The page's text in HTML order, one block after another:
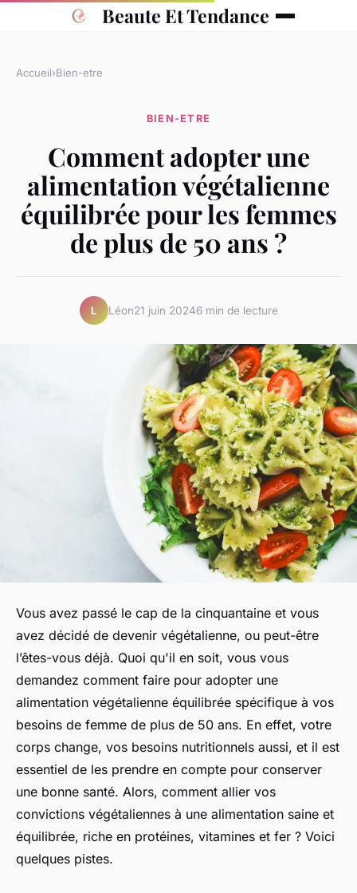
Beaute Et Tendance
Accueil›Bien-etre
BIEN-ETRE
Comment adopter une
alimentation végétalienne
équilibrée pour les femmes
de plus de 50 ans ?
L Léon21 juin 20246 min de lecture
Vous avez passé le cap de la cinquantaine et vous
avez décidé de devenir végétalienne, ou peut-être
l’êtes-vous déjà. Quoi qu'il en soit, vous vous
demandez comment faire pour adopter une
alimentation végétalienne équilibrée spécifique à vos
besoins de femme de plus de 50 ans. En effet, votre
corps change, vos besoins nutritionnels aussi, et il est
essentiel de les prendre en compte pour conserver
une bonne santé. Alors, comment allier vos
convictions végétaliennes à une alimentation saine et
équilibrée, riche en protéines, vitamines et fer ? Voici
quelques pistes.